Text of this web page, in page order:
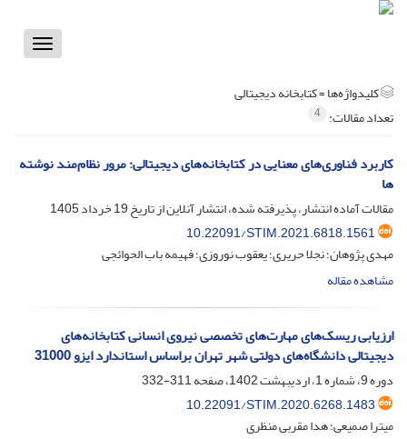
Toggle
کلیدواژه‌ها =کتابخانه دیجیتالی
تعداد مقالات: 4
کاربرد فناوری‌های معنایی در کتابخانه‌های دیجیتالی: مرور نظام‌مند نوشته
ها
مقالات آماده انتشار، پذیرفته شده، انتشار آنلاین از تاریخ19 خرداد 1405
10.22091/STIM.2021.6818.1561
مهدی پژوهان؛ نجلا حریری؛ یعقوب نوروزی؛ فهیمه باب الحوائجی
مشاهده مقاله
ارزیابی ریسک‌های مهارت‌های تخصصی نیروی انسانی کتابخانه‌های
دیجیتالی دانشگاه‌های دولتی شهر تهران براساس استاندارد ایزو 31000
دوره 9، شماره 1، اردیبهشت 1402، صفحه
311-332
10.22091/STIM.2020.6268.1483
میترا صمیعی؛ هدا مقربی منظری